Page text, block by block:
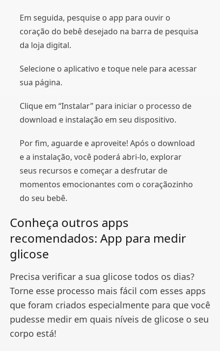
Em seguida, pesquise o app para ouvir o
coração do bebê desejado na barra de pesquisa
da loja digital.
Selecione o aplicativo e toque nele para acessar
sua página.
Clique em “Instalar” para iniciar o processo de
download e instalação em seu dispositivo.
Por fim, aguarde e aproveite! Após o download
e a instalação, você poderá abri-lo, explorar
seus recursos e começar a desfrutar de
momentos emocionantes com o coraçãozinho
do seu bebê.
Conheça outros apps
recomendados: App para medir
glicose
Precisa verificar a sua glicose todos os dias?
Torne esse processo mais fácil com esses apps
que foram criados especialmente para que você
pudesse medir em quais níveis de glicose o seu
corpo está!